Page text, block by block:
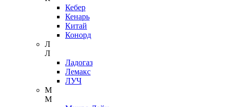
Кебер
Кенарь
Китай
Конорд
Л
Л
Ладогаз
Лемакс
ЛУЧ
М
М